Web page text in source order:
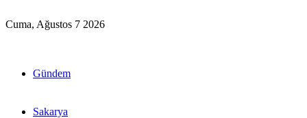
Cuma, Ağustos 7 2026
Gündem
Sakarya